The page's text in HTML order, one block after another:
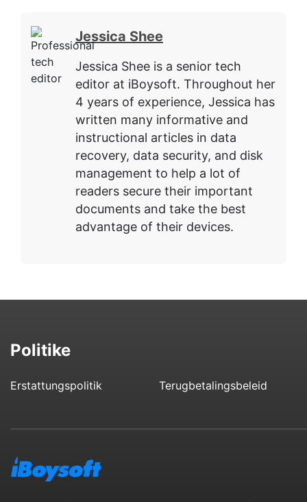
Jessica Shee
Jessica Shee is a senior tech
editor at iBoysoft. Throughout her
4 years of experience, Jessica has
written many informative and
instructional articles in data
recovery, data security, and disk
management to help a lot of
readers secure their important
documents and take the best
advantage of their devices.
Politike
Erstattungspolitik Terugbetalingsbeleid